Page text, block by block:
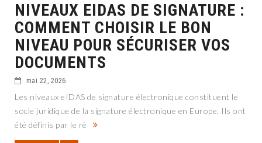
NIVEAUX EIDAS DE SIGNATURE :
COMMENT CHOISIR LE BON
NIVEAU POUR SÉCURISER VOS
DOCUMENTS
mai 22, 2026
Les niveaux eIDAS de signature électronique constituent le
socle juridique de la signature électronique en Europe. Ils ont
été définis par le rè